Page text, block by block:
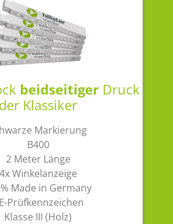
beidseitiger Druck
der Klassiker
Markierung
B400
2 Meter Länge
4x Winkelanzeige
Made in Germany
Prüfkennzeichen
Klasse III (Holz)